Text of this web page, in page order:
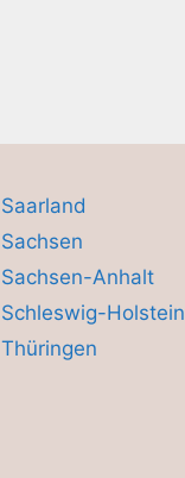
Saarland
Sachsen
Sachsen-Anhalt
Schleswig-Holstein
Thüringen